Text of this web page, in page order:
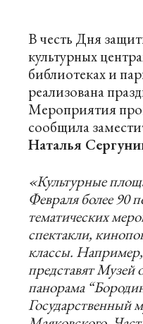
В честь Дня
культурных
библиотеках и
реализована
Мероприятия
сообщила
Наталья
«Культурные
Февраля более 90
тематических
спектакли,
классы.
представят
панорама
Государственный